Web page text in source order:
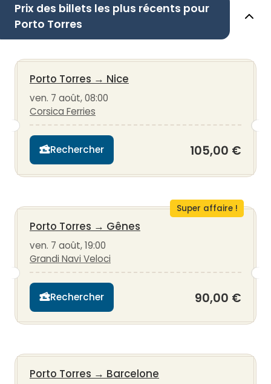
Prix des billets les plus récents pour
Porto Torres
Porto Torres → Nice
ven. 7 août, 08:00
Corsica Ferries
Rechercher 105,00 €
Super affaire !
Porto Torres → Gênes
ven. 7 août, 19:00
Grandi Navi Veloci
Rechercher 90,00 €
Porto Torres → Barcelone